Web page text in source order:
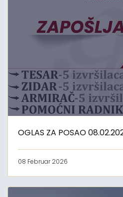
OGLAS ZA POSAO
08 Februar 2026